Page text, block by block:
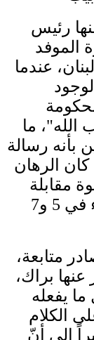
رئيس
الموفد
عندما
الله"، ما
بأنه رسالة
الرهان
مقابلة
منها، بعد قرارات مجلس الوزراء في 5 و7
متابعة،
براك،
يفعله
الكلام
إلى أنّ